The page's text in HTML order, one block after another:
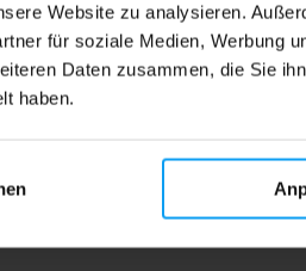
Website zu analysieren.
für soziale Medien, Werbung
Daten zusammen, die Sie
haben.
Nebbia
High Waisted Side Stripe
Stylische Frauenleggings mit